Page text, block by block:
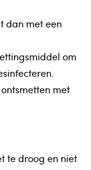
dan met een
om
met
te droog en niet